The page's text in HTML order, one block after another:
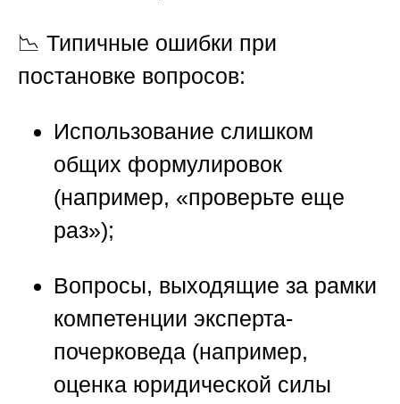
📉 Типичные ошибки при
постановке вопросов:
Использование слишком
общих формулировок
(например, «проверьте еще
раз»);
Вопросы, выходящие за рамки
компетенции эксперта-
почерковеда (например,
оценка юридической силы